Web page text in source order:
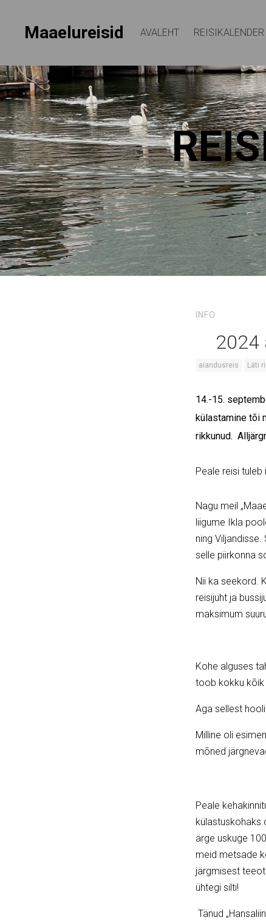
Maaelureisid AVALEHT
INFO
2024
aiandusreis Läti
14.-15.
külastamine tõi
rikkunud.
Peale reisi
Nagu meil
liigume Ikla
ning
selle piirkonna
Nii ka seekord.
reisijuht ja
maksimum
Kohe alguses
toob kokku kõik
Aga sellest
Milline oli
mõned
Peale
külastuskohaks
ärge uskuge
meid metsade
järgmisest
ühtegi silti!
Tänud